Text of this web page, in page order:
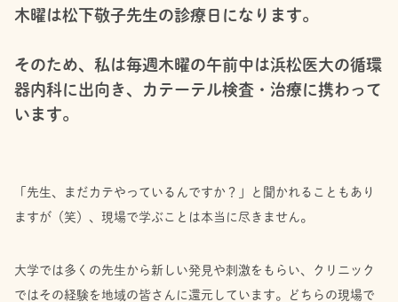
木曜は松下敬子先生の診療日になります。
そのため、私は毎週木曜の午前中は浜松医大の循環
器内科に出向き、カテーテル検査・治療に携わって
います。
「先生、まだカテやっているんですか？」と聞かれることもあり
ますが（笑）、現場で学ぶことは本当に尽きません。
大学では多くの先生から新しい発見や刺激をもらい、クリニック
ではその経験を地域の皆さんに還元しています。どちらの現場で